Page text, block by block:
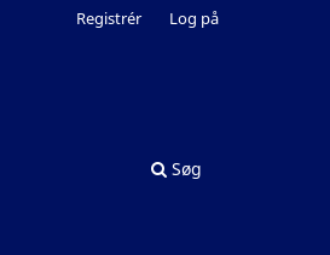
Søg
Registrér Log på